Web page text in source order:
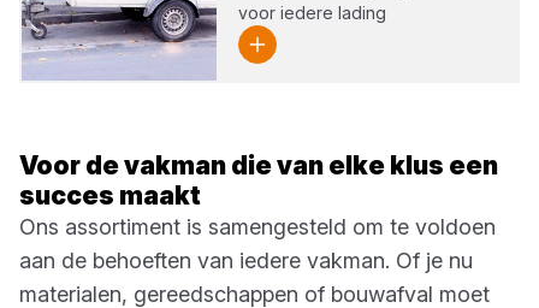
voor iedere lading
Voor de vakman die van elke klus een
succes maakt
Ons assortiment is samengesteld om te voldoen
aan de behoeften van iedere vakman. Of je nu
materialen, gereedschappen of bouwafval moet